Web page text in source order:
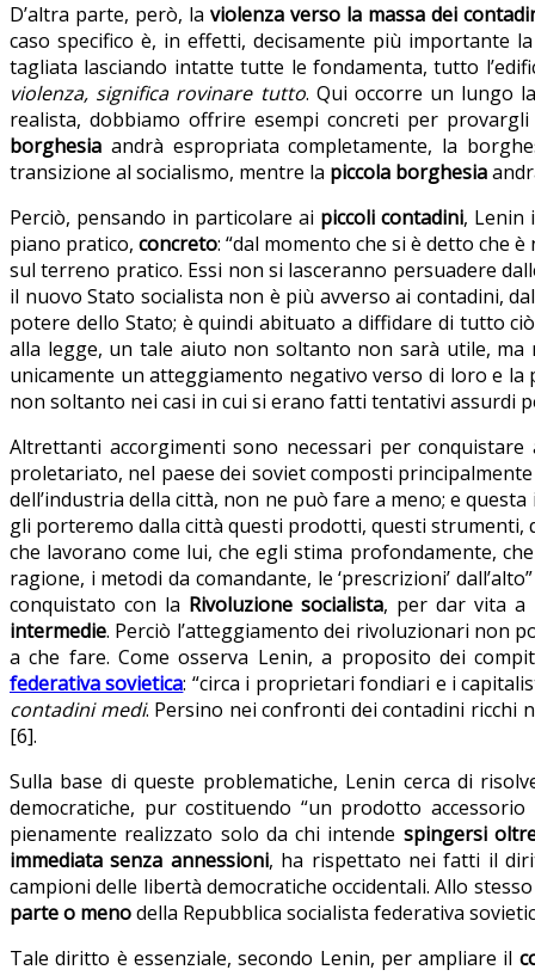
D’altra parte, però, la violenza verso la massa dei
caso specifico è, in effetti, decisamente più importante
tagliata lasciando intatte tutte le fondamenta, tutto
violenza, significa rovinare tutto. Qui occorre un lungo
realista, dobbiamo offrire esempi concreti per
borghesia andrà espropriata completamente, la
transizione al socialismo, mentre la piccola borghesia
Perciò, pensando in particolare ai piccoli contadini, Lenin
piano pratico, concreto: “dal momento che si è detto che
sul terreno pratico. Essi non si lasceranno persuadere
il nuovo Stato socialista non è più avverso ai contadini,
potere dello Stato; è quindi abituato a diffidare di tutto
alla legge, un tale aiuto non soltanto non sarà utile,
unicamente un atteggiamento negativo verso di loro e la
non soltanto nei casi in cui si erano fatti tentativi assurdi
Altrettanti accorgimenti sono necessari per
proletariato, nel paese dei soviet composti
dell’industria della città, non ne può fare a meno; e
gli porteremo dalla città questi prodotti, questi
che lavorano come lui, che egli stima profondamente,
ragione, i metodi da comandante, le ‘prescrizioni’
conquistato con la Rivoluzione socialista, per dar vita a
intermedie. Perciò l’atteggiamento dei rivoluzionari non
a che fare. Come osserva Lenin, a proposito dei
federativa sovietica: “circa i proprietari fondiari e i
contadini medi. Persino nei confronti dei contadini ricchi
[6].
Sulla base di queste problematiche, Lenin cerca di
democratiche, pur costituendo “un prodotto
pienamente realizzato solo da chi intende spingersi
immediata senza annessioni, ha rispettato nei fatti il
campioni delle libertà democratiche occidentali. Allo
parte o menodella Repubblica socialista federativa
Tale diritto è essenziale, secondo Lenin, per ampliare il